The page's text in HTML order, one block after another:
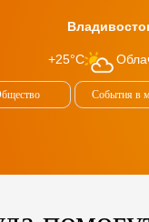
+25°C
События в